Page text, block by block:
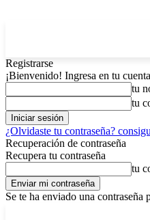
Registrarse
¡Bienvenido! Ingresa en tu cuenta
tu
tu
¿Olvidaste tu contraseña?
Recuperación de contraseña
Recupera tu contraseña
tu
Se te ha enviado una contraseña